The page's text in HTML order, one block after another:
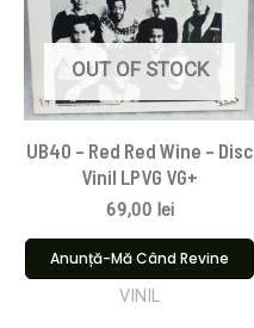
OUT OF STOCK
UB40 – Red Red Wine – Disc
Vinil LPVG VG+
69,00 lei
Anunță-Mă Când Revine
VINIL